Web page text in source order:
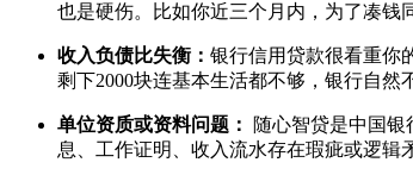
也是硬伤。比如你近三个月内，为了凑钱
收入负债比失衡： 银行信用贷款很看重你
剩下2000块连基本生活都不够，银行自然
单位资质或资料问题：
随心智贷是中国
息、工作证明、收入流水存在瑕疵或逻辑